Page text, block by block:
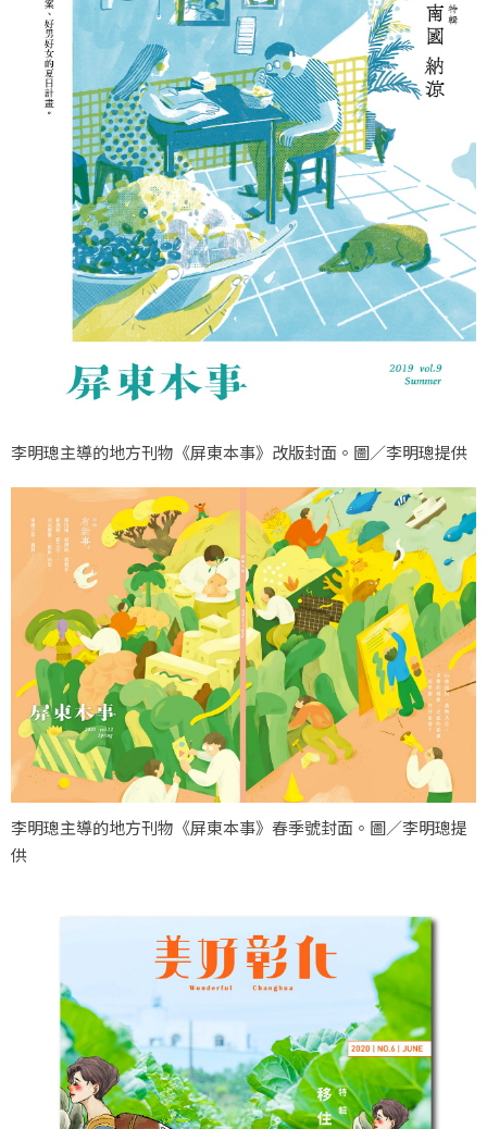
李明璁主導的地方刊物《屏東本事》改版封面。圖／李明璁提供
李明璁主導的地方刊物《屏東本事》春季號封面。圖／李明璁提
供